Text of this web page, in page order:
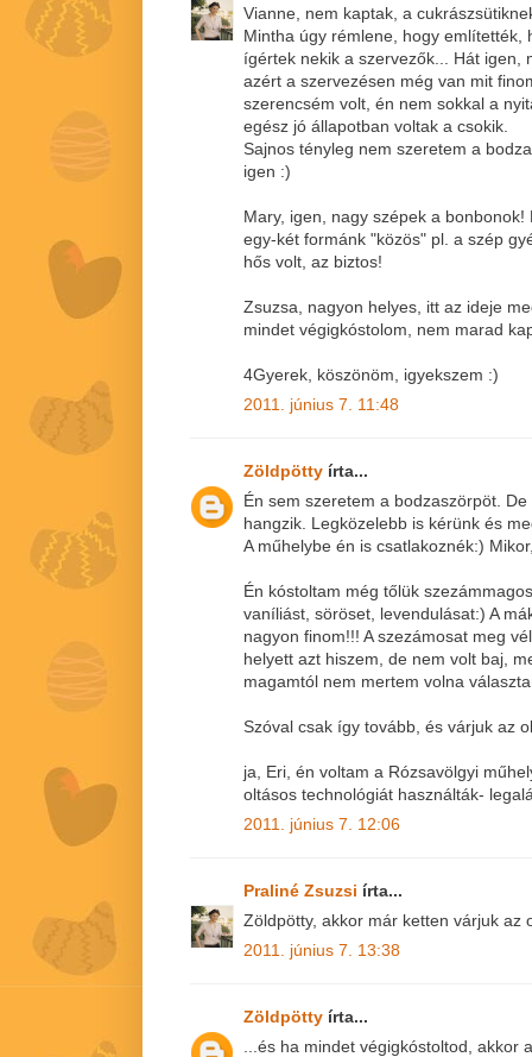
Vianne, nem kaptak, a
Mintha úgy rémlene, hogy említették,
ígértek nekik a szervezők... Hát igen,
azért a szervezésen még van mit
szerencsém volt, én nem sokkal a
egész jó állapotban voltak a csokik.
Sajnos tényleg nem szeretem a
igen :)
Mary, igen, nagy szépek a
egy-két formánk "közös" pl. a szép
hős volt, az biztos!
Zsuzsa, nagyon helyes, itt az ideje
mindet végigkóstolom, nem marad
4Gyerek, köszönöm, igyekszem :)
2011. június 7. 11:48
Zöldpötty írta...
Én sem szeretem a bodzaszörpöt.
hangzik. Legközelebb is kérünk és
A műhelybe én is csatlakoznék:)
Én kóstoltam még tőlük
vaníliást, söröset, levendulásat:) A
nagyon finom!!! A szezámosat meg
helyett azt hiszem, de nem volt baj,
magamtól nem mertem volna
Szóval csak így tovább, és várjuk az
ja, Eri, én voltam a Rózsavölgyi
oltásos technológiát használták-
2011. június 7. 12:06
Praliné Zsuzsi írta...
Zöldpötty, akkor már ketten várjuk az
2011. június 7. 13:38
Zöldpötty írta...
...és ha mindet végigkóstoltod, akkor